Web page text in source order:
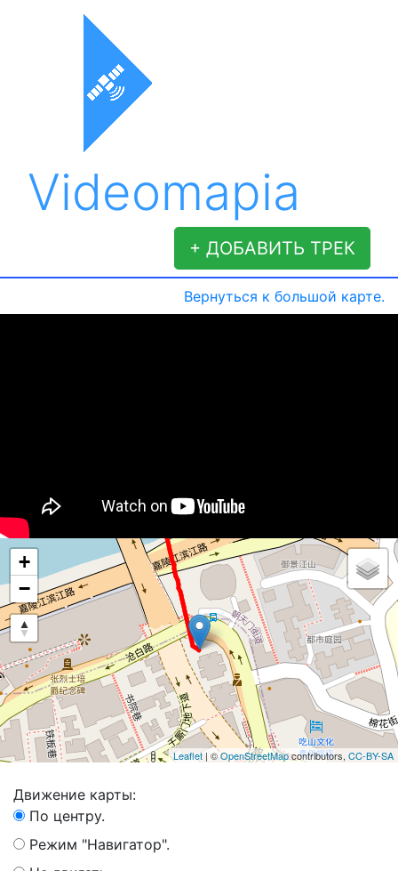
Videomapia
+ ДОБАВИТЬ ТРЕК
Вернуться к большой карте.
+
−
Leaflet | ©OpenStreetMapcontributors, CC-BY-SA
Движение карты:
По центру.
Режим "Навигатор".